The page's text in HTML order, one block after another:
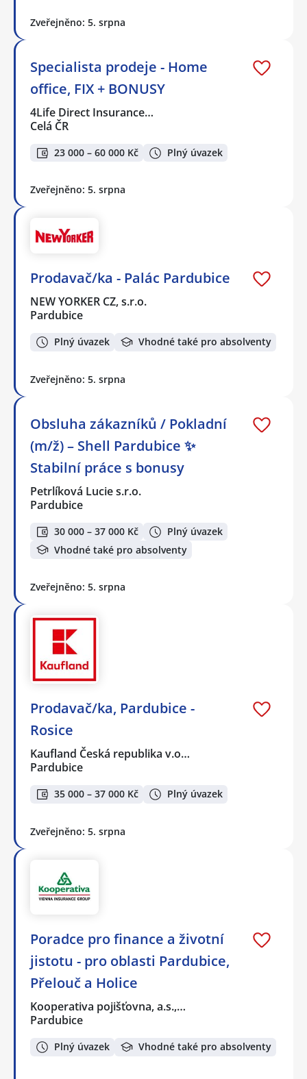
Zveřejněno: 5. srpna
Specialista prodeje - Home
office, FIX + BONUSY
4Life Direct Insurance…
Celá ČR
23 000 – 60 000 Kč Plný úvazek
Zveřejněno: 5. srpna
Prodavač/ka - Palác Pardubice
NEW YORKER CZ, s.r.o.
Pardubice
Plný úvazek Vhodné také pro absolventy
Zveřejněno: 5. srpna
Obsluha zákazníků / Pokladní
(m/ž) – Shell Pardubice ✨
Stabilní práce s bonusy
Petrlíková Lucie s.r.o.
Pardubice
30 000 – 37 000 Kč
Plný úvazek
Vhodné také pro absolventy
Zveřejněno: 5. srpna
Prodavač/ka, Pardubice -
Rosice
Kaufland Česká republika v.o…
Pardubice
35 000 – 37 000 Kč Plný úvazek
Zveřejněno: 5. srpna
Poradce pro finance a životní
jistotu - pro oblasti Pardubice,
Přelouč a Holice
Kooperativa pojišťovna, a.s.,…
Pardubice
Plný úvazek Vhodné také pro absolventy